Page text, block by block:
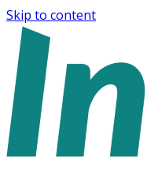
Skip to content